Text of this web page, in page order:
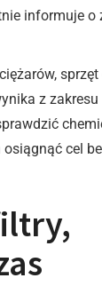
informuje o
z zakresu
osiągnąć cel